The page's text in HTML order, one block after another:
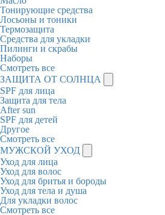
Тонирующие средства
Лосьоны и тоники
Термозащита
Средства для укладки
Пилинги и скрабы
Наборы
Смотреть все
ЗАЩИТА ОТ СОЛНЦА
SPF для лица
Защита для тела
After sun
SPF для детей
Другое
Смотреть все
МУЖСКОЙ УХОД
Уход для лица
Уход для волос
Уход для бритья и бороды
Уход для тела и душа
Для укладки волос
Смотреть все